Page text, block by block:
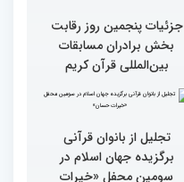
جزئیات پنجمین روز رقابت
بخش برادران مسابقات
بین‌المللی قرآن کریم